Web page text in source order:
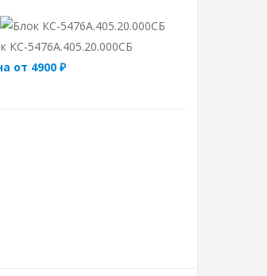
КС-5476А.405.20.000СБ
от 4900 ₽